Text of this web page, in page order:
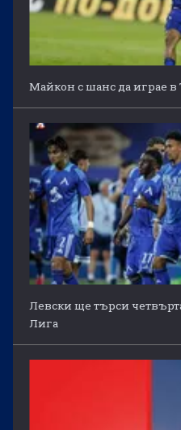
Майкон с шанс да играе в
Левски ще търси
Лига